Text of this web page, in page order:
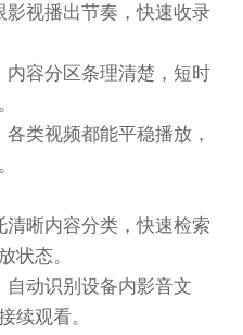
影视播出节奏，快速收录
内容分区条理清楚，短时
类视频都能平稳播放，
晰内容分类，快速检索
状态。
自动识别设备内影音文
续观看。